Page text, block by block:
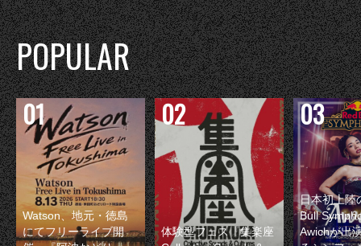
POPULAR
Watson、地元・徳島
にてフリーライブ開
体験型フェス『集楽座
日本初上陸
Bull
Awichが出